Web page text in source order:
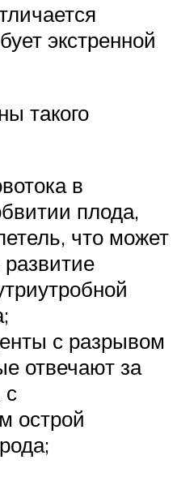
экстренной
такого
в
плода,
что может
с разрывом
отвечают за
с
острой